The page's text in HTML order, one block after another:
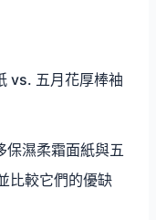
vs. 五月花厚棒袖
濕柔霜面紙與五
比較它們的優缺